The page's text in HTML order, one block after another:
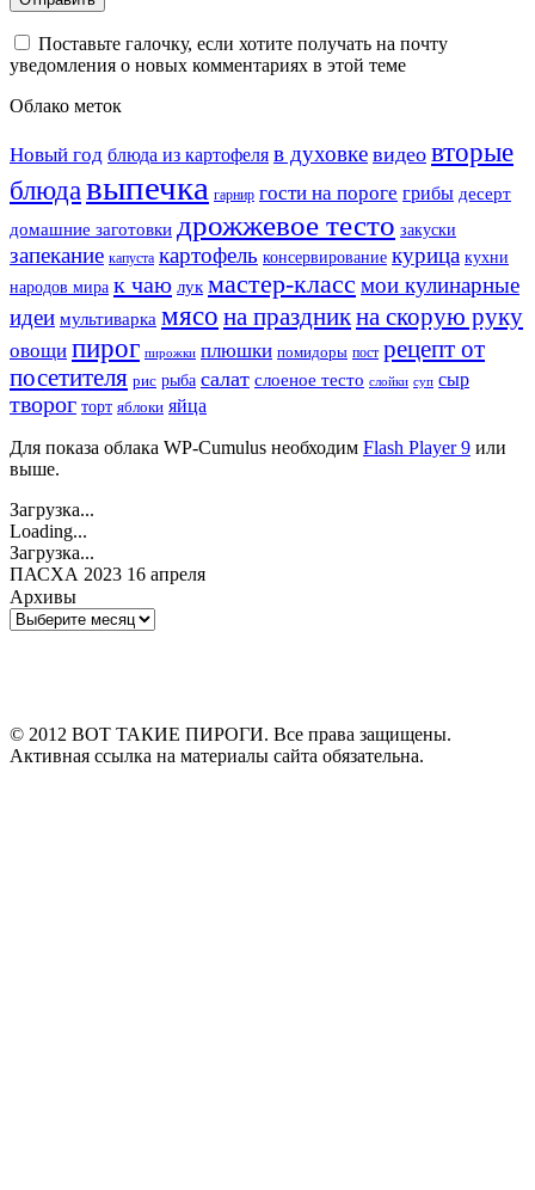
Поставьте галочку, если хотите получать на почту
уведомления о новых комментариях в этой теме
Облако меток
Новый год блюда из картофеля в духовке видео вторые
блюдавыпечка гарнир гости на пороге грибы десерт
домашние заготовки дрожжевое тесто закуски
запекание капуста картофель консервирование курица кухни
народов мира к чаю лук мастер-класс мои кулинарные
идеи мультиварка мясо на праздникна скорую руку
овощи пирог пирожки плюшки помидоры пост рецепт от
посетителя рис рыба салат слоеное тесто слойки суп сыр
творог торт яблоки яйца
Для показа облака WP-Cumulus необходим Flash Player 9 или
выше.
Загрузка...
Loading...
Загрузка...
ПАСХА 2023 16 апреля
Архивы
Архивы
© 2012 ВОТ ТАКИЕ ПИРОГИ. Все права защищены.
Активная ссылка на материалы сайта обязательна.